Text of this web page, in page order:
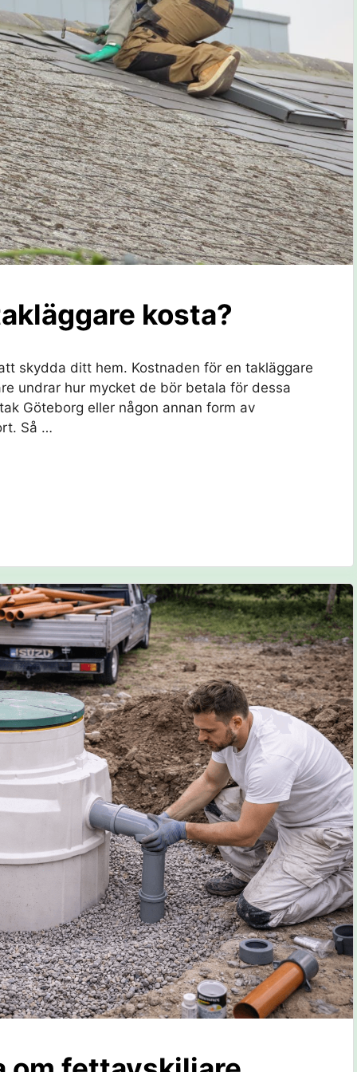
kosta?
skydda ditt hem. Kostnaden för en takläggare
undrar hur mycket de bör betala för dessa
Göteborg eller någon annan form av
Så …